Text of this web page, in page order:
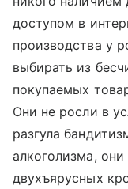
доступом в
производства у
выбирать из
покупаемых
Они не росли в
разгула
алкоголизма,
двухъярусных